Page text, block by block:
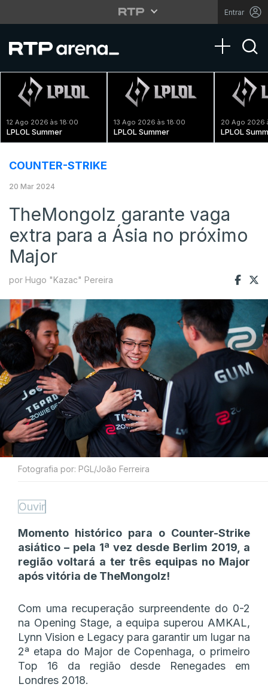
Entrar
Toggle
12 Ago 2026 às 18:00
LPLOL Summer
13 Ago 2026 às 18:00
LPLOL Summer
20 Ago 2026
LPLOL
COUNTER-STRIKE
20 Mar 2024
TheMongolz garante vaga
extra para a Ásia no próximo
Major
por Hugo "Kazac" Pereira
Fotografia por: PGL/João Ferreira
Ouvir
Momento histórico para o Counter-Strike
asiático – pela 1ª vez desde Berlim 2019, a
região voltará a ter três equipas no Major
após vitória de TheMongolz!
Com uma recuperação surpreendente do 0-2
na Opening Stage, a equipa superou AMKAL,
Lynn Vision e Legacy para garantir um lugar na
2ª etapa do Major de Copenhaga, o primeiro
Top 16 da região desde Renegades em
Londres 2018.